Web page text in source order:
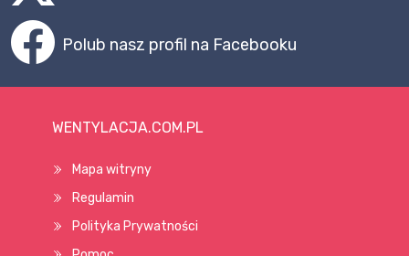
Polub nasz profil na Facebooku
WENTYLACJA.COM.PL
Mapa witryny
Regulamin
Polityka Prywatności